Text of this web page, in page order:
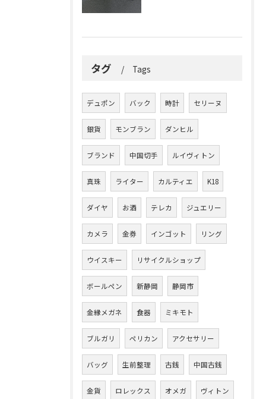
タグ Tags
デュポン バック 時計 セリーヌ
銀貨 モンブラン ダンヒル
ブランド 中国切手 ルイヴィトン
真珠 ライター カルティエ K18
ダイヤ お酒 テレカ ジュエリー
カメラ 金券 インゴット リング
ウイスキー リサイクルショップ
ボールペン 新静岡 静岡市
金縁メガネ 食器 ミキモト
ブルガリ ペリカン アクセサリー
バッグ 生前整理 古銭 中国古銭
金貨 ロレックス オメガ ヴィトン